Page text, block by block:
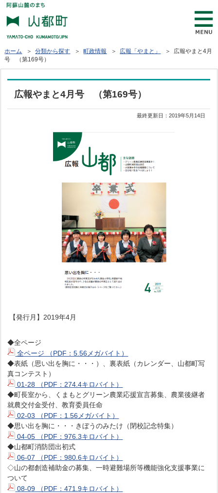
ホーム ＞分類から探す ＞町政情報 ＞ 広報「やまと」
＞ 広報やまと4月
号 （第169号）
広報やまと4月号 （第169号）
最終更新日：2019年5月14日
【発行月】2019年4月
◆全ページ
全ページ （PDF：5.56メガバイト）
◆表紙（思い出を胸に・・・）、裏表紙（カレンダー、山都町写
真コンテスト）
01-28 （PDF：274.4キロバイト）
◆町長室から、くまもとグリーン農業応援宣言募集、農業後継者
就農交付金受付、教育委員任命
02-03 （PDF：1.56メガバイト）
◆思い出を胸に・・・きぼうのみたけ（閉校記念特集）
04-05 （PDF：976.3キロバイト）
◆山都町消防団出初式
06-07 （PDF：980.6キロバイト）
◇山の都創造補助金の募集、一時避難場所等機能強化支援事業に
ついて
08-09 （PDF：471.9キロバイト）